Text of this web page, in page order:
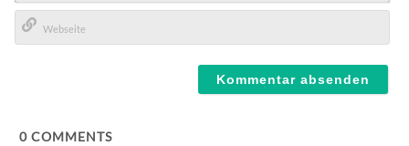
E-
Mail*
0 COMMENTS